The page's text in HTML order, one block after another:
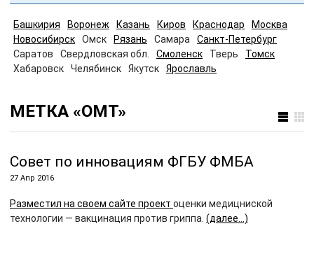
Башкирия Воронеж Казань Киров Краснодар
Москва
Новосибирск
Омск Рязань Самара
Санкт-Петербург
Саратов
Свердловская обл. Смоленск Тверь
Томск
Хабаровск
Челябинск Якутск Ярославль
МЕТКА «ОМТ»
Совет по инновациям ФГБУ ФМБА
27 Апр 2016
Разместил на своем сайте проект оценки медицниской
технологии — вакцинация против гриппа. (далее…)